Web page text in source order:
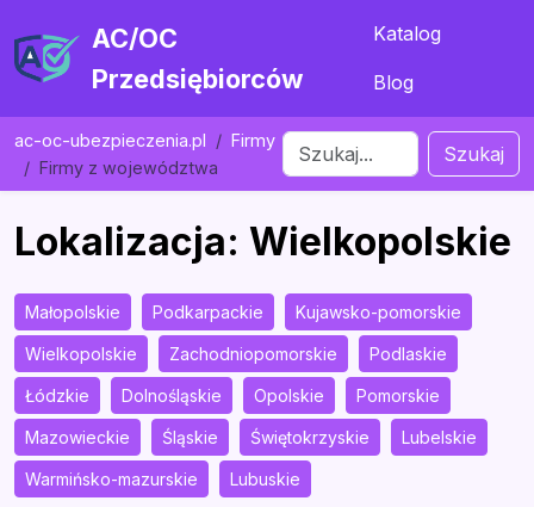
AC/OC
Przedsiębiorców
Katalog
Blog
ac-oc-ubezpieczenia.pl
Firmy
Firmy z województwa
Szukaj
Lokalizacja: Wielkopolskie
Małopolskie Podkarpackie Kujawsko-pomorskie
Wielkopolskie Zachodniopomorskie Podlaskie
Łódzkie Dolnośląskie Opolskie Pomorskie
Mazowieckie Śląskie Świętokrzyskie Lubelskie
Warmińsko-mazurskie Lubuskie